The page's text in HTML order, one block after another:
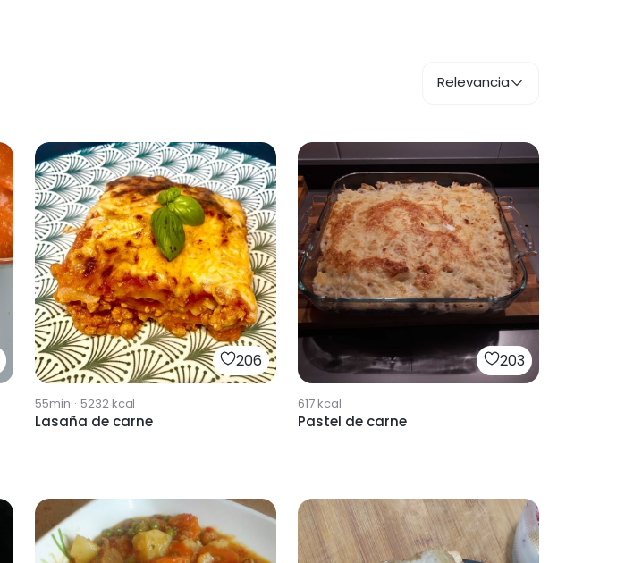
Relevancia
206
55min · 5232kcal
Lasaña de carne
203
617kcal
Pastel de carne